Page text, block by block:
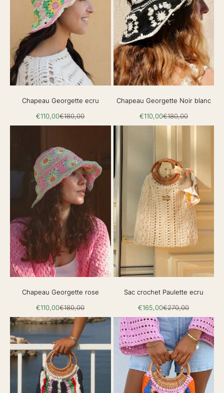
Chapeau Georgette ecru
Prix de vente
€110,00Prix normal
€180,00
Chapeau Georgette Noir blanc
Prix de vente
€110,00Prix normal
€180,00
Chapeau Georgette rose
Prix de vente
€110,00Prix normal
€180,00
Sac crochet Paulette ecru
Prix de vente
€165,00Prix normal
€270,00